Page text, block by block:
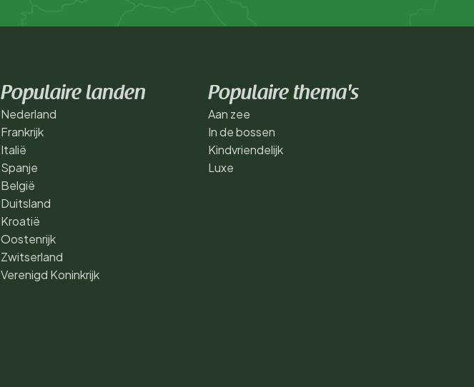
Populaire landen
Nederland
Frankrijk
Italië
Spanje
België
Duitsland
Kroatië
Oostenrijk
Zwitserland
Verenigd Koninkrijk
Populaire thema's
Aan zee
In de bossen
Kindvriendelijk
Luxe